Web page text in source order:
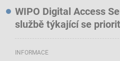
WIPO Digital Access
službě týkající se
INFORMACE